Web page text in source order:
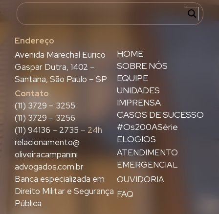
Endereço
HOME
SOBRE NÓS
EQUIPE
UNIDADES
IMPRENSA
CASOS DE SUCESSO
#Os200ASérie
ELOGIOS
ATENDIMENTO
EMERGENCIAL
OUVIDORIA
FAQ
Avenida Marechal Eurico
Gaspar Dutra, 1402 –
Santana, São Paulo – SP
Contato
(11) 3729 – 3255
(11) 3729 – 3256
(11) 94136 – 2735 – 24h
relacionamento@
oliveiracampanini
advogados.com.br
Banca especializada em
Direito Militar e Segurança
Pública